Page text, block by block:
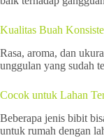
Kualitas Buah
Rasa, aroma, dan
unggulan yang sudah
Cocok untuk Lahan
Beberapa jenis bibit
untuk rumah dengan